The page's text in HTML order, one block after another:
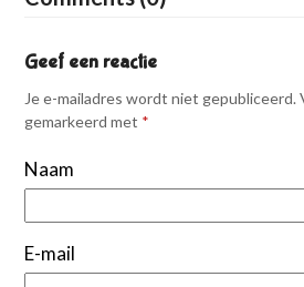
Geef een reactie
Je e-mailadres wordt niet gepubliceerd.
gemarkeerd met *
Naam
E-mail